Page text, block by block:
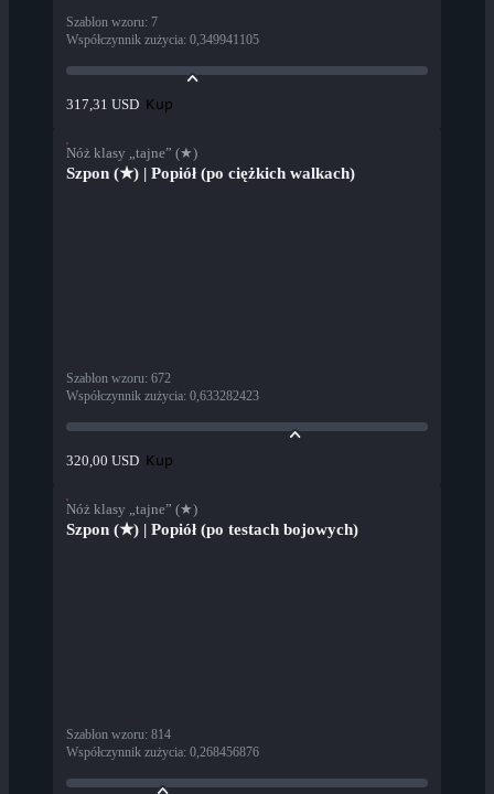
Szablon wzoru: 7
Współczynnik zużycia: 0,349941105
317,31 USD Kup
Nóż klasy „tajne” (★)
Szpon (★) | Popiół (po ciężkich walkach)
Szablon wzoru: 672
Współczynnik zużycia: 0,633282423
320,00 USD Kup
Nóż klasy „tajne” (★)
Szpon (★) | Popiół (po testach bojowych)
Szablon wzoru: 814
Współczynnik zużycia: 0,268456876